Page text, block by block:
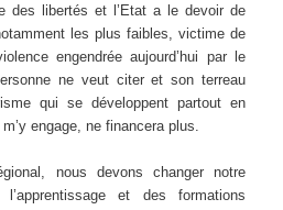
des libertés et l’Etat a le devoir de
les plus faibles, victime de
engendrée aujourd’hui par le
ne veut citer et son terreau
qui se développent partout en
engage, ne financera plus.
nous devons changer notre
et des formations